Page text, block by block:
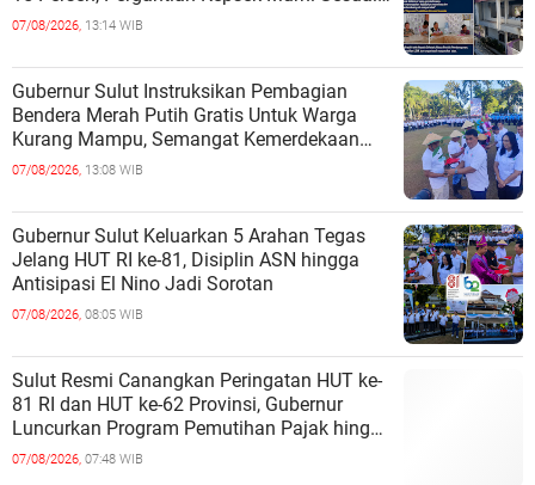
Aturan
07/08/2026, 13:14 WIB
Gubernur Sulut Instruksikan Pembagian
Bendera Merah Putih Gratis Untuk Warga
Kurang Mampu, Semangat Kemerdekaan
Harus Dirasakan Semua
07/08/2026, 13:08 WIB
Gubernur Sulut Keluarkan 5 Arahan Tegas
Jelang HUT RI ke-81, Disiplin ASN hingga
Antisipasi El Nino Jadi Sorotan
07/08/2026, 08:05 WIB
Sulut Resmi Canangkan Peringatan HUT ke-
81 RI dan HUT ke-62 Provinsi, Gubernur
Luncurkan Program Pemutihan Pajak hingga
Pembagian Jutaan Bibit Kelapa
07/08/2026, 07:48 WIB